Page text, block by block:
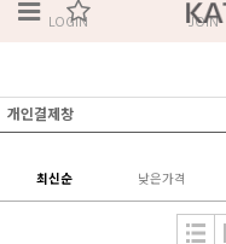
LOGIN JOIN
개인결제창
최신순 낮은가격